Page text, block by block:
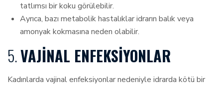
tatlımsı bir koku görülebilir.
Ayrıca, bazı metabolik hastalıklar idrarın balık veya
amonyak kokmasına neden olabilir.
5.VAJINAL ENFEKSIYONLAR
Kadınlarda vajinal enfeksiyonlar nedeniyle idrarda kötü bir